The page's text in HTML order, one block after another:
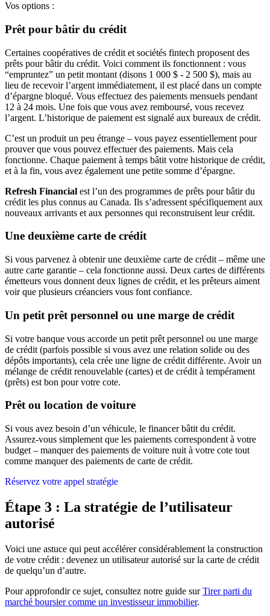
Vos options :
Prêt pour bâtir du crédit
Certaines coopératives de crédit et sociétés fintech proposent des
prêts pour bâtir du crédit. Voici comment ils fonctionnent : vous
“empruntez” un petit montant (disons 1 000 $ - 2 500 $), mais au
lieu de recevoir l’argent immédiatement, il est placé dans un compte
d’épargne bloqué. Vous effectuez des paiements mensuels pendant
12 à 24 mois. Une fois que vous avez remboursé, vous recevez
l’argent. L’historique de paiement est signalé aux bureaux de crédit.
C’est un produit un peu étrange – vous payez essentiellement pour
prouver que vous pouvez effectuer des paiements. Mais cela
fonctionne. Chaque paiement à temps bâtit votre historique de crédit,
et à la fin, vous avez également une petite somme d’épargne.
Refresh Financial est l’un des programmes de prêts pour bâtir du
crédit les plus connus au Canada. Ils s’adressent spécifiquement aux
nouveaux arrivants et aux personnes qui reconstruisent leur crédit.
Une deuxième carte de crédit
Si vous parvenez à obtenir une deuxième carte de crédit – même une
autre carte garantie – cela fonctionne aussi. Deux cartes de différents
émetteurs vous donnent deux lignes de crédit, et les prêteurs aiment
voir que plusieurs créanciers vous font confiance.
Un petit prêt personnel ou une marge de crédit
Si votre banque vous accorde un petit prêt personnel ou une marge
de crédit (parfois possible si vous avez une relation solide ou des
dépôts importants), cela crée une ligne de crédit différente. Avoir un
mélange de crédit renouvelable (cartes) et de crédit à tempérament
(prêts) est bon pour votre cote.
Prêt ou location de voiture
Si vous avez besoin d’un véhicule, le financer bâtit du crédit.
Assurez-vous simplement que les paiements correspondent à votre
budget – manquer des paiements de voiture nuit à votre cote tout
comme manquer des paiements de carte de crédit.
Réservez votre appel stratégie
Étape 3 : La stratégie de l’utilisateur
autorisé
Voici une astuce qui peut accélérer considérablement la construction
de votre crédit : devenez un utilisateur autorisé sur la carte de crédit
de quelqu’un d’autre.
Pour approfondir ce sujet, consultez notre guide surTirer parti du
marché boursier comme un investisseur immobilier.